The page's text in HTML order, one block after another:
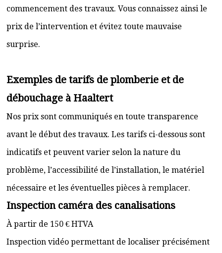
commencement des travaux. Vous connaissez ainsi le
prix de l’intervention et évitez toute mauvaise
surprise.
Exemples de tarifs de plomberie et de
débouchage à Haaltert
Nos prix sont communiqués en toute transparence
avant le début des travaux. Les tarifs ci-dessous sont
indicatifs et peuvent varier selon la nature du
problème, l’accessibilité de l’installation, le matériel
nécessaire et les éventuelles pièces à remplacer.
Inspection caméra des canalisations
À partir de 150 € HTVA
Inspection vidéo permettant de localiser précisément